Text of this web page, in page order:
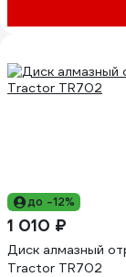
до -12%
1 010 ₽
Диск алмазный
Tractor TR702